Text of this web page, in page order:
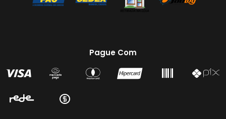
Pague Com